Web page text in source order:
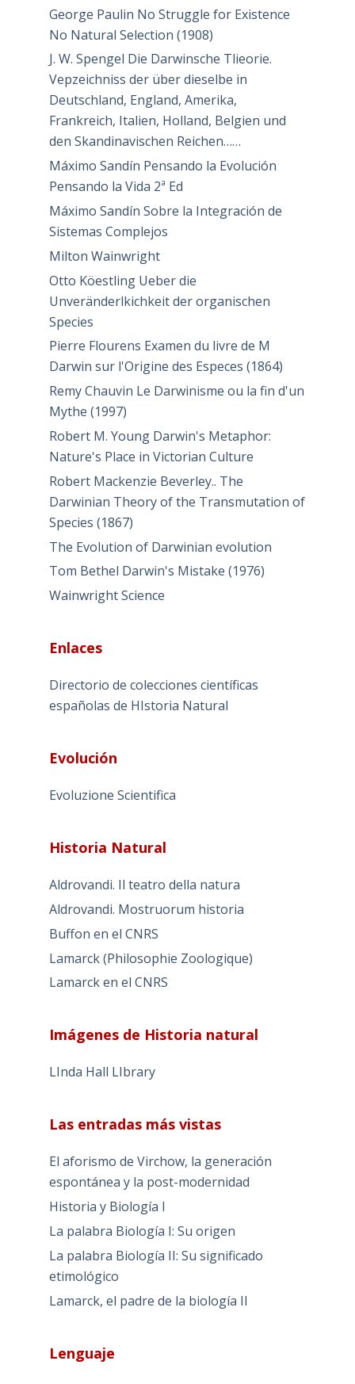
George Paulin No Struggle for Existence
No Natural Selection (1908)
J. W. Spengel Die Darwinsche Tlieorie.
Vepzeichniss der über dieselbe in
Deutschland, England, Amerika,
Frankreich, Italien, Holland, Belgien und
den Skandinavischen Reichen……
Máximo Sandín Pensando la Evolución
Pensando la Vida 2ª Ed
Máximo Sandín Sobre la Integración de
Sistemas Complejos
Milton Wainwright
Otto Köestling Ueber die
Unveränderlkichkeit der organischen
Species
Pierre Flourens Examen du livre de M
Darwin sur l'Origine des Especes (1864)
Remy Chauvin Le Darwinisme ou la fin d'un
Mythe (1997)
Robert M. Young Darwin's Metaphor:
Nature's Place in Victorian Culture
Robert Mackenzie Beverley.. The
Darwinian Theory of the Transmutation of
Species (1867)
The Evolution of Darwinian evolution
Tom Bethel Darwin's Mistake (1976)
Wainwright Science
Enlaces
Directorio de colecciones científicas
españolas de HIstoria Natural
Evolución
Evoluzione Scientifica
Historia Natural
Aldrovandi. Il teatro della natura
Aldrovandi. Mostruorum historia
Buffon en el CNRS
Lamarck (Philosophie Zoologique)
Lamarck en el CNRS
Imágenes de Historia natural
LInda Hall LIbrary
Las entradas más vistas
El aforismo de Virchow, la generación
espontánea y la post-modernidad
Historia y Biología I
La palabra Biología I: Su origen
La palabra Biología II: Su significado
etimológico
Lamarck, el padre de la biología II
Lenguaje